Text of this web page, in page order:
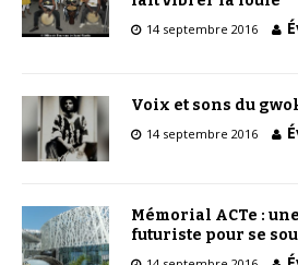
14 septembre 2016
Voix et sons du
14 septembre 2016
Mémorial ACTe :
futuriste pour se